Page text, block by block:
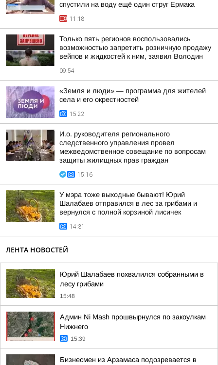
спустили на воду ещё один струг Ермака
11:18
Только пять регионов воспользовались
возможностью запретить розничную продажу
вейпов и жидкостей к ним, заявил Володин
09:54
«Земля и люди» — программа для жителей
села и его окрестностей
15:22
И.о. руководителя регионального
следственного управления провел
межведомственное совещание по вопросам
защиты жилищных прав граждан
15:16
У мэра тоже выходные бывают! Юрий
Шалабаев отправился в лес за грибами и
вернулся с полной корзиной лисичек
14:31
ЛЕНТА НОВОСТЕЙ
Юрий Шалабаев похвалился собранными в
лесу грибами
15:48
Админ Ni Mash прошвырнулся по закоулкам
Нижнего
15:39
Бизнесмен из Арзамаса подозревается в